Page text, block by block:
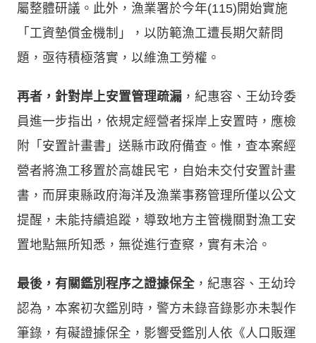
屬整體研議。此外，漁業署於今年(115)開始實施
「工資墊償金機制」，以防範漁工遭長期欠薪問
題，亟待積極落實，以維漁工勞權。
再者，針對岸上安置管理疏漏 ，紀惠容、王幼玲委
員進一步指出，依規定經營者採岸上安置時，應檢
附「安置計畫書」送縣市政府備查。惟，查本案經
營者將漁工移置於高雄民宅，自始未交付安置計畫
書，而屏東縣政府海洋及漁業事務管理所僅以公文
提醒，未能持續追蹤，導致地方主管機關對漁工安
置地點無所知悉，無從進行查察，實有未洽。
最後，有關鑑別程序之證據保全 ，紀惠容、王幼玲
認為，本案初次鑑別時，警方未錄音錄影亦未製作
筆錄，有礙證據保全，影響受鑑別人依《人口販運